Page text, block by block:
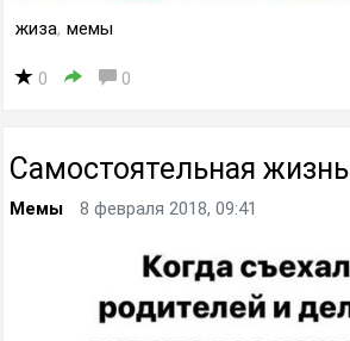
жиза, мемы
0 0
Самостоятельная жизнь
Мемы 8 февраля 2018, 09:41